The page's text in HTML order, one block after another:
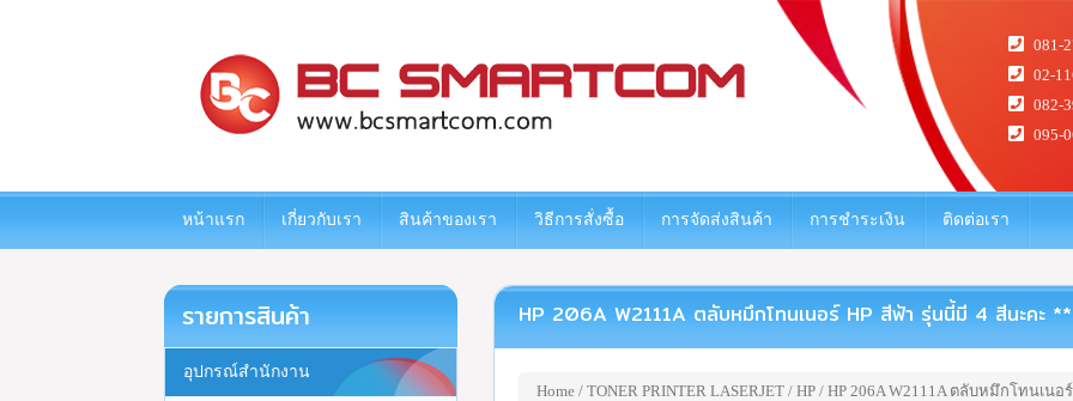
081-
02-
082-
095-
หน้าแรก เกี่ยวกับเรา สินค้าของเรา วิธีการสั่งซื้อ การจัดส่งสินค้า การชำระเงิน ติดต่อเรา
HP 206A W2111A ตลับหมึกโทนเนอร์ HP สีฟ้า รุ่นนี้มี 4 สีนะคะ
Home / TONER PRINTER LASERJET / HP / HP 206A W2111A ตลับหมึกโทนเน
รายการสินค้า
อุปกรณ์สำนักงาน